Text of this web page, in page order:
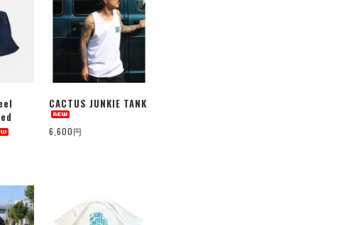
CACTUS JUNKIE TANK
6,600円